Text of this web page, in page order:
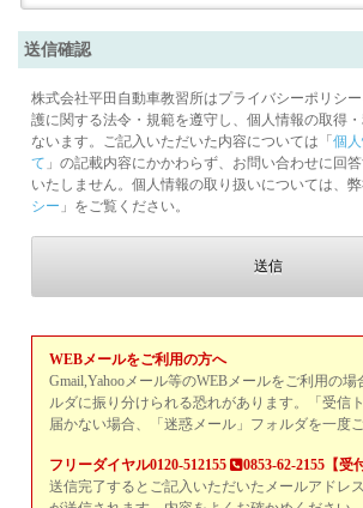
送信確認
株式会社平田自動車教習所はプライバシーポリシ
護に関する法令・規範を遵守し、個人情報の取得
ないます。ご記入いただいた内容については「 個
て 」の記載内容にかかわらず、お問い合わせに回
いたしません。個人情報の取り扱いについては、弊
シー 」をご覧ください。
WEBメールをご利用の方へ
Gmail,Yahooメール等のWEBメールをご利用の
ルダに振り分けられる恐れがあります。「受信
届かない場合、「迷惑メール」フォルダを一度
フリーダイヤル0120-512155
0853-62-2155【受
送信完了するとご記入いただいたメールアドレ